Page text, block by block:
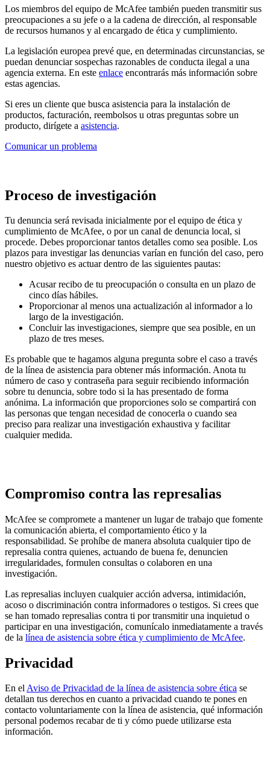
Los miembros del equipo de McAfee también pueden transmitir sus
preocupaciones a su jefe o a la cadena de dirección, al responsable
de recursos humanos y al encargado de ética y cumplimiento.
La legislación europea prevé que, en determinadas circunstancias, se
puedan denunciar sospechas razonables de conducta ilegal a una
agencia externa. En este enlace encontrarás más información sobre
estas agencias.
Si eres un cliente que busca asistencia para la instalación de
productos, facturación, reembolsos u otras preguntas sobre un
producto, dirígete a asistencia.
Comunicar un problema
Proceso de investigación
Tu denuncia será revisada inicialmente por el equipo de ética y
cumplimiento de McAfee, o por un canal de denuncia local, si
procede. Debes proporcionar tantos detalles como sea posible. Los
plazos para investigar las denuncias varían en función del caso, pero
nuestro objetivo es actuar dentro de las siguientes pautas:
Acusar recibo de tu preocupación o consulta en un plazo de
cinco días hábiles.
Proporcionar al menos una actualización al informador a lo
largo de la investigación.
Concluir las investigaciones, siempre que sea posible, en un
plazo de tres meses.
Es probable que te hagamos alguna pregunta sobre el caso a través
de la línea de asistencia para obtener más información. Anota tu
número de caso y contraseña para seguir recibiendo información
sobre tu denuncia, sobre todo si la has presentado de forma
anónima. La información que proporciones solo se compartirá con
las personas que tengan necesidad de conocerla o cuando sea
preciso para realizar una investigación exhaustiva y facilitar
cualquier medida.
Compromiso contra las represalias
McAfee se compromete a mantener un lugar de trabajo que fomente
la comunicación abierta, el comportamiento ético y la
responsabilidad. Se prohíbe de manera absoluta cualquier tipo de
represalia contra quienes, actuando de buena fe, denuncien
irregularidades, formulen consultas o colaboren en una
investigación.
Las represalias incluyen cualquier acción adversa, intimidación,
acoso o discriminación contra informadores o testigos. Si crees que
se han tomado represalias contra ti por transmitir una inquietud o
participar en una investigación, comunícalo inmediatamente a través
de la línea de asistencia sobre ética y cumplimiento de McAfee.
Privacidad
En elAviso de Privacidad de la línea de asistencia sobre ética se
detallan tus derechos en cuanto a privacidad cuando te pones en
contacto voluntariamente con la línea de asistencia, qué información
personal podemos recabar de ti y cómo puede utilizarse esta
información.